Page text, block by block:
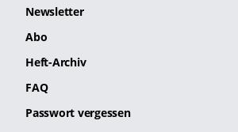
Newsletter
Abo
Heft-Archiv
FAQ
Passwort vergessen